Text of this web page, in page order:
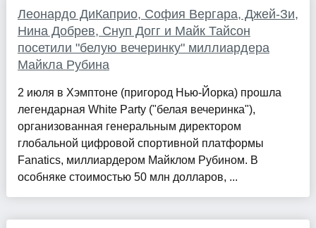
Леонардо ДиКаприо, София Вергара, Джей-Зи,
Нина Добрев, Снуп Догг и Майк Тайсон
посетили "белую вечеринку" миллиардера
Майкла Рубина
2 июля в Хэмптоне (пригород Нью-Йорка) прошла
легендарная White Party ("белая вечеринка"),
организованная генеральным директором
глобальной цифровой спортивной платформы
Fanatics, миллиардером Майклом Рубином. В
особняке стоимостью 50 млн долларов, ...